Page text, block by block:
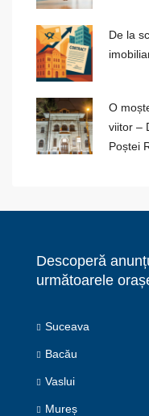
De la
O
viitor –
Poștei
Descoperă
următoarele
Suceava
Bacău
Vaslui
Mureș